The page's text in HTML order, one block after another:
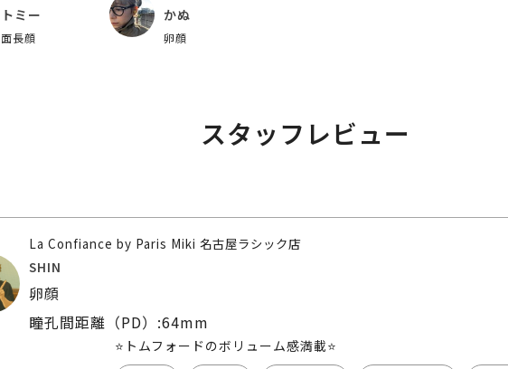
トミー
面長顔
かぬ
卵顔
スタッフレビュー
La Confiance by Paris Miki 名古屋ラシック店
SHIN
卵顔
瞳孔間距離（PD）:64mm
⭐️トムフォードのボリューム感満載⭐️